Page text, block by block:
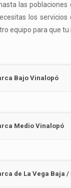
las poblaciones
los
equipo para que
Bajo Vinalopó
Medio Vinalopó
de La Vega Baja /